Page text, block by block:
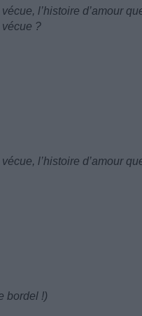
l’histoire d’amour
vécue ?
l’histoire d’amour
bordel !)